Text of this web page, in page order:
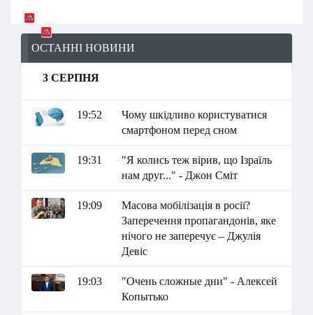
ОСТАННІ НОВИНИ
3 СЕРПНЯ
19:52
Чому шкідливо користуватися
смартфоном перед сном
19:31
"Я колись теж вірив, що Ізраїль
нам друг..." - Джон Сміт
19:09
Масова мобілізація в росії?
Заперечення пропагандонів, яке
нічого не заперечує – Джулія
Девіс
19:03
"Очень сложные дни" - Алексей
Копытько